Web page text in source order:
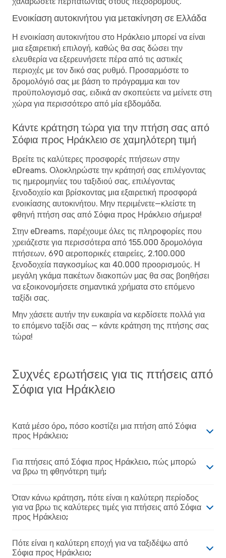
Ενοικίαση αυτοκινήτου για μετακίνηση σε Ελλάδα
Η ενοικίαση αυτοκινήτου στο Ηράκλειο μπορεί να είναι
μια εξαιρετική επιλογή, καθώς θα σας δώσει την
ελευθερία να εξερευνήσετε πέρα ​​από τις αστικές
περιοχές με τον δικό σας ρυθμό. Προσαρμόστε το
δρομολόγιό σας με βάση το πρόγραμμα και τον
προϋπολογισμό σας, ειδικά αν σκοπεύετε να μείνετε στη
χώρα για περισσότερο από μία εβδομάδα.
Κάντε κράτηση τώρα για την πτήση σας από
Σόφια προς Ηράκλειο σε χαμηλότερη τιμή
Βρείτε τις καλύτερες προσφορές πτήσεων στην
eDreams. Ολοκληρώστε την κράτησή σας επιλέγοντας
τις ημερομηνίες του ταξιδιού σας, επιλέγοντας
ξενοδοχείο και βρίσκοντας μια εξαιρετική προσφορά
ενοικίασης αυτοκινήτου. Μην περιμένετε—κλείστε τη
φθηνή πτήση σας από Σόφια προς Ηράκλειο σήμερα!
Στην eDreams, παρέχουμε όλες τις πληροφορίες που
χρειάζεστε για περισσότερα από 155.000 δρομολόγια
πτήσεων, 690 αεροπορικές εταιρείες, 2.100.000
ξενοδοχεία παγκοσμίως και 40.000 προορισμούς. Η
μεγάλη γκάμα πακέτων διακοπών μας θα σας βοηθήσει
να εξοικονομήσετε σημαντικά χρήματα στο επόμενο
ταξίδι σας.
Μην χάσετε αυτήν την ευκαιρία να κερδίσετε πολλά για
το επόμενο ταξίδι σας — κάντε κράτηση της πτήσης σας
τώρα!
Συχνές ερωτήσεις για τις πτήσεις από
Σόφια για Ηράκλειο
Κατά μέσο όρο, πόσο κοστίζει μια πτήση από Σόφια
προς Ηράκλειο;
Για πτήσεις από Σόφια προς Ηράκλειο, πώς μπορώ
να βρω τη φθηνότερη τιμή;
Όταν κάνω κράτηση, πότε είναι η καλύτερη περίοδος
για να βρω τις καλύτερες τιμές για πτήσεις από Σόφια
προς Ηράκλειο;
Πότε είναι η καλύτερη εποχή για να ταξιδέψω από
Σόφια προς Ηράκλειο;